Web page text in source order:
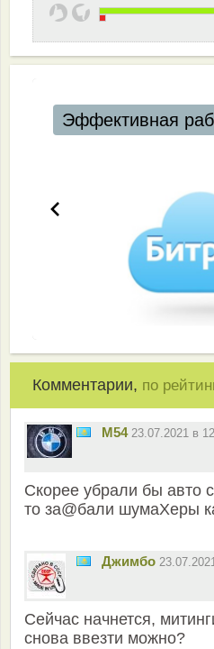
Автоматизация
Комментарии, по
M54 23.07.2021 в
Скорее убрали бы авто
то за@бали шумаХеры
Джимбо
Сейчас начнется,
снова ввезти можно?